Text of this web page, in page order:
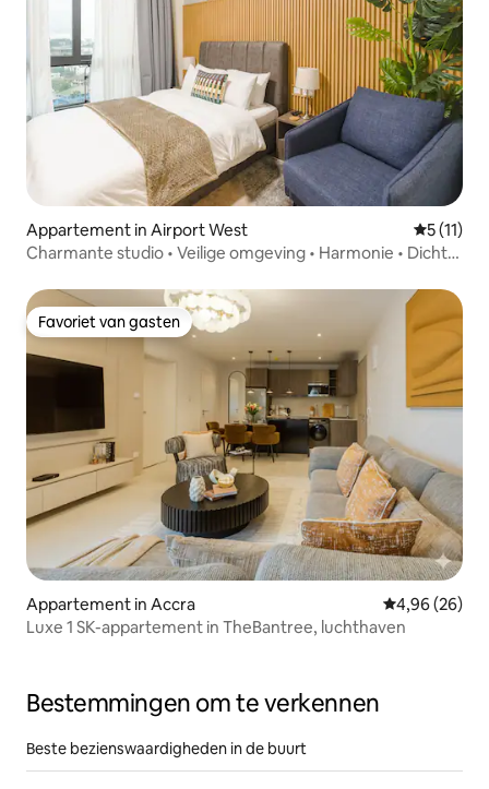
Appartement in Airport West
5 (11)
Charmante studio • Veilige omgeving • Harmonie • Dicht
Favoriet van gasten
Favoriet van gasten
Appartement in Accra Gemiddelde
4,96 (26)
Luxe 1 SK-appartement in TheBantree, luchthaven
Bestemmingen om te verkennen
Beste bezienswaardigheden in de buurt